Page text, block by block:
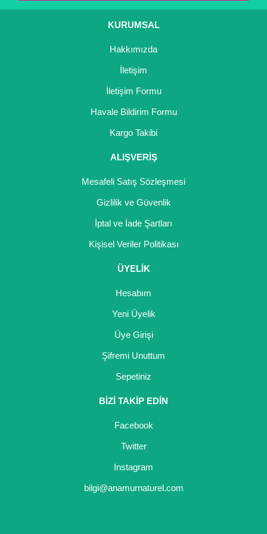
Bu ürüne benzer farklı alternatifler olmalı.
KURUMSAL
Hakkımızda
İletişim
İletişim Formu
Havale Bildirim Formu
Kargo Takibi
ALIŞVERİŞ
Mesafeli Satış Sözleşmesi
Gizlilik ve Güvenlik
İptal ve İade Şartları
Kişisel Veriler Politikası
ÜYELİK
Hesabım
Yeni Üyelik
Üye Girişi
Şifremi Unuttum
Sepetiniz
BİZİ TAKİP EDİN
Facebook
Twitter
Instagram
bilgi@anamurnaturel.com